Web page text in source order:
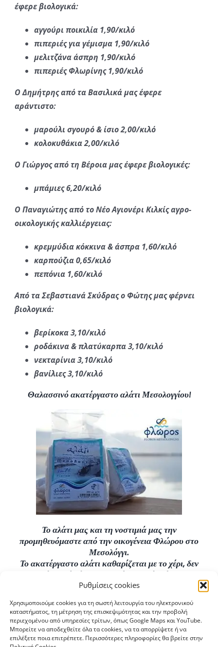
Ρυθμίσεις cookies
Χρησιμοποιούμε cookies για τη σωστή λειτουργία του ηλεκτρονικού
καταστήματος, τη μέτρηση της επισκεψιμότητας και την προβολή
περιεχομένου από υπηρεσίες τρίτων, όπως Google Maps και YouTube.
Μπορείτε να αποδεχθείτε όλα τα cookies, να τα απορρίψετε ή να
επιλέξετε ποια επιτρέπετε. Περισσότερες πληροφορίες θα βρείτε στην
έφερε βιολογικά:
αγγούρι ποικιλία 1,90/κιλό
πιπεριές για γέμισμα 1,90/κιλό
μελιτζάνα άσπρη 1,90/κιλό
πιπεριές Φλωρίνης 1,90/κιλό
Ο Δημήτρης από τα Βασιλικά μας έφερε
αράντιστο:
μαρούλι σγουρό & ίσιο 2,00/κιλό
κολοκυθάκια 2,00/κιλό
Ο Γιώργος από τη Βέροια μας έφερε βιολογικές:
μπάμιες 6,20/κιλό
Ο Παναγιώτης από το Νέο Αγιονέρι Κιλκίς αγρο-
οικολογικής καλλιέργειας:
κρεμμύδια κόκκινα & άσπρα 1,60/κιλό
καρπούζια 0,65/κιλό
πεπόνια 1,60/κιλό
Από τα Σεβαστιανά Σκύδρας ο Φώτης μας φέρνει
βιολογικά:
βερίκοκα 3,10/κιλό
ροδάκινα & πλατύκαρπα 3,10/κιλό
νεκταρίνια 3,10/κιλό
βανίλιες 3,10/κιλό
Θαλασσινό ακατέργαστο αλάτι Μεσολογγίου!
Το αλάτι μας και τη νοστιμιά μας την
προμηθευόμαστε από την οικογένεια Φλώρου στο
Μεσολόγγι.
Το ακατέργαστο αλάτι καθαρίζεται με το χέρι, δεν
περνάει από θέρμανση, λεύκανση ή τρίψιμο.
Είναι πιστοποιημένης παραγωγής και διατηρεί το
χρώμα, την υγρασία και το μέγεθος κόκκου.
Δεν είναι ραφιναρισμένο, δεν περιέχει επικίνδυνα
χημικά και συντηρητικά (αντισυσσωματικά,